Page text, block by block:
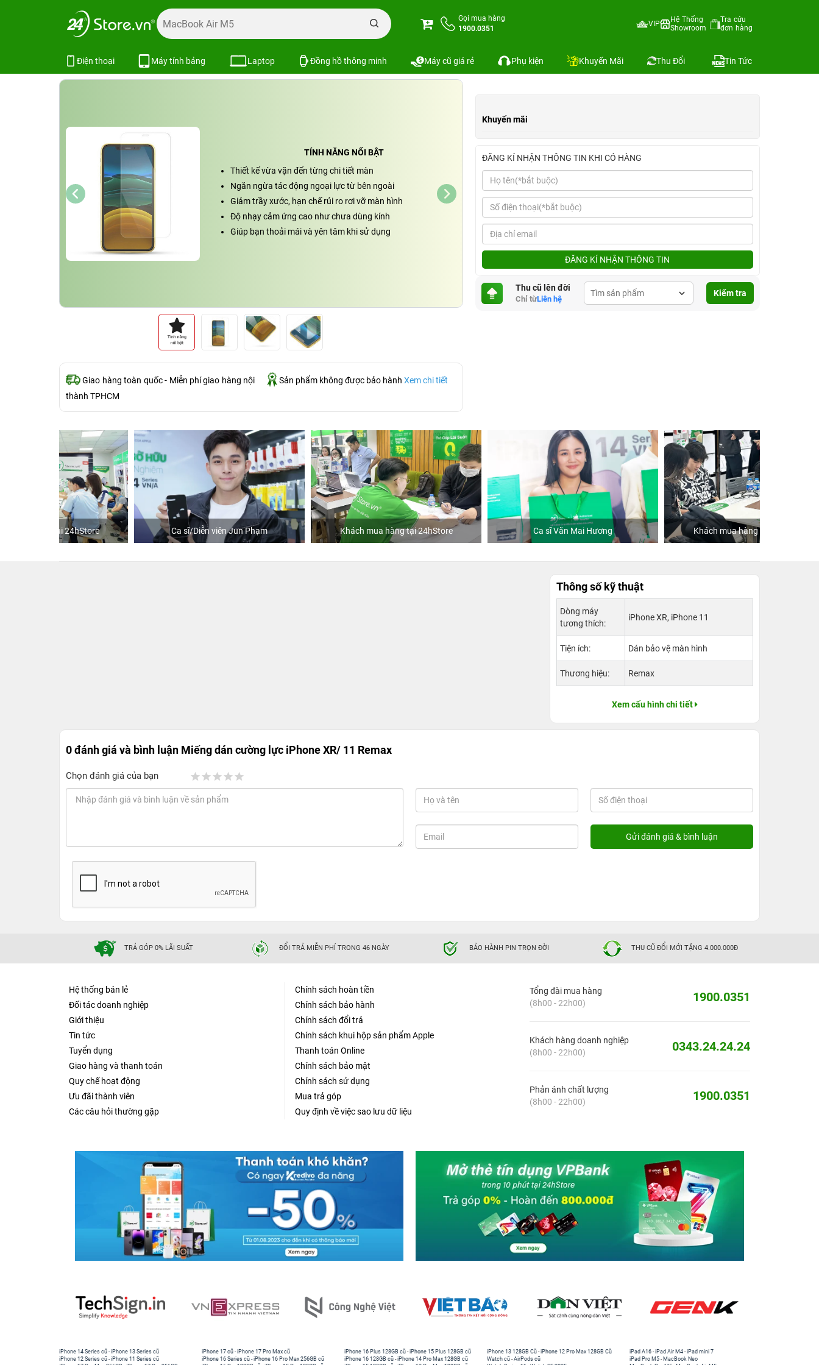
Gọi mua hàng
1900.0351
VIP
Hệ Thống
Showroom
Tra cứu
đơn hàng
Điện thoại Máy tính bảng Laptop Đồng hồ thông minh Máy cũ giá rẻ Phụ kiện Khuyến Mãi Thu Đổi Tin Tức
Trang chủ Dán cường lực Miếng dán cường lực iPhone XR/ 11 Remax
TÍNH NĂNG NỔI BẬT
Thiết kế vừa vặn đến từng chi tiết màn
Ngăn ngừa tác động ngoại lực từ bên ngoài
Giảm trầy xước, hạn chế rủi ro rơi vỡ màn hình
Độ nhạy cảm ứng cao như chưa dùng kính
Giúp bạn thoải mái và yên tâm khi sử dụng
Giao hàng toàn quốc - Miễn phí giao hàng nội
thành TPHCM
Sản phẩm không được bảo hành Xem chi tiết
Khuyến mãi
ĐĂNG KÍ NHẬN THÔNG TIN KHI CÓ HÀNG
ĐĂNG KÍ NHẬN THÔNG TIN
Thu cũ lên đời
Chỉ từLiên hệ
Kiểm tra
Ca sĩ/Diễn viên Jun Phạm Khách mua hàng tại 24hStore Ca sĩ Văn Mai Hương Khách mua hàng tại 24hStore
Thông số kỹ thuật
Dòng máy
tương thích:
iPhone XR, iPhone 11
Tiện ích: Dán bảo vệ màn hình
Thương hiệu: Remax
Xem cấu hình chi tiết
0 đánh giá và bình luận Miếng dán cường lực iPhone XR/ 11 Remax
Chọn đánh giá của bạn
TRẢ GÓP 0% LÃI SUẤT ĐỔI TRẢ MIỄN PHÍ TRONG 46 NGÀY BẢO HÀNH PIN TRỌN ĐỜI THU CŨ ĐỔI MỚI TẶNG 4.000.000Đ
Hệ thống bán lẻ
Đối tác doanh nghiệp
Giới thiệu
Tin tức
Tuyển dụng
Giao hàng và thanh toán
Quy chế hoạt động
Ưu đãi thành viên
Các câu hỏi thường gặp
Chính sách hoàn tiền
Chính sách bảo hành
Chính sách đổi trả
Chính sách khui hộp sản phẩm Apple
Thanh toán Online
Chính sách bảo mật
Chính sách sử dụng
Mua trả góp
Quy định về việc sao lưu dữ liệu
Tổng đài mua hàng
(8h00 - 22h00)
1900.0351
Khách hàng doanh nghiệp
(8h00 - 22h00)
0343.24.24.24
Phản ánh chất lượng
(8h00 - 22h00)
1900.0351
iPhone 14 Series cũ -iPhone 13 Series cũ
iPhone 12 Series cũ -iPhone 11 Series cũ
iPhone 17 cũ -iPhone 17 Pro Max cũ
iPhone 16 Series cũ - iPhone 16 Pro Max 256GB cũ
iPhone 16 Plus 128GB cũ -iPhone 15 Plus 128GB cũ
iPhone 16 128GB cũ -iPhone 14 Pro Max 128GB cũ
iPhone 13 128GB Cũ -iPhone 12 Pro Max 128GB Cũ
Watch cũ -AirPods cũ
iPad A16 -iPad Air M4 -iPad mini 7
iPad Pro M5 - MacBook Neo